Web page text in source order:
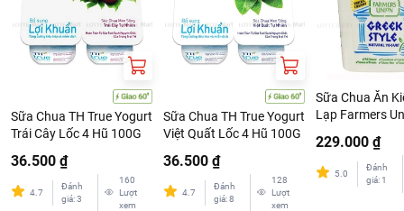
Sữa Chua TH True Yogurt
Trái Cây Lốc 4 Hũ 100G
36.500 ₫
4.7
Đánh
giá:3
160
Lượt
xem
Sữa Chua TH True Yogurt
Việt Quất Lốc 4 Hũ 100G
36.500 ₫
4.7
Đánh
giá:8
128
Lượt
xem
Sữa Chua Ăn
Lạp Farmers
229.000 ₫
5.0
Đánh
giá: 1